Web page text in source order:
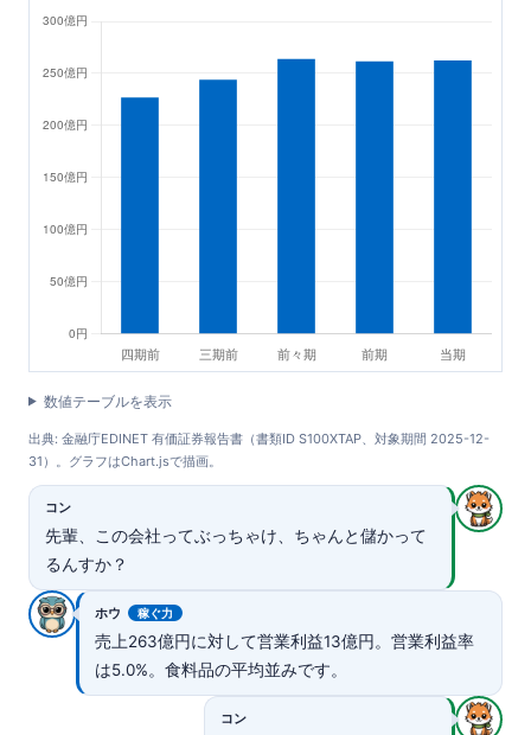
数値テーブルを表示
出典: 金融庁EDINET 有価証券報告書（書類ID S100XTAP、対象期間 2025-12-
31）。グラフはChart.jsで描画。
コン
先輩、この会社ってぶっちゃけ、ちゃんと儲かって
るんすか？
ホウ 稼ぐ力
売上263億円に対して営業利益13億円。営業利益率
は5.0%。食料品の平均並みです。
コン